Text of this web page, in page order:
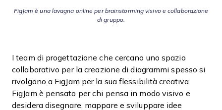
FigJam è una lavagna online per brainstorming visivo e collaborazione
di gruppo.
I team di progettazione che cercano uno spazio
collaborativo per la creazione di diagrammi spesso si
rivolgono a FigJam per la sua flessibilità creativa.
FigJam è pensato per chi pensa in modo visivo e
desidera disegnare, mappare e sviluppare idee